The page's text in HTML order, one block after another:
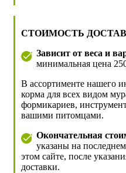
СТОИМОСТЬ
Зависит от веса и
минимальная цена
В ассортименте нашего
корма для всех видом
формикариев,
вашими питомцами.
Окончательная
указаны на
этом сайте, после
доставки.